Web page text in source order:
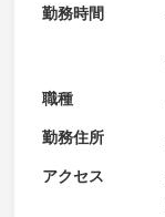
勤務時間
職種
勤務住所
アクセス